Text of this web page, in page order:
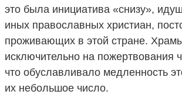
это была инициатива «снизу»,
иных православных христиан,
проживающих в этой стране.
исключительно на пожертвования
что обуславливало медленность
их небольшое число.